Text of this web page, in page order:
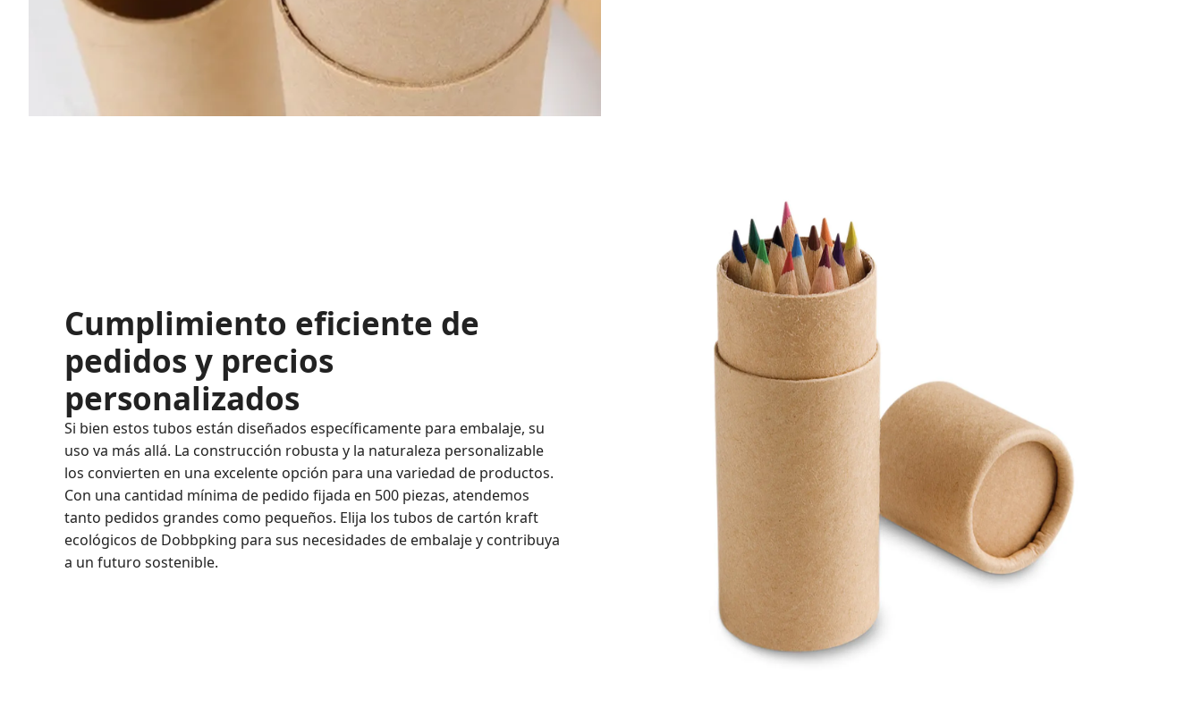
Cumplimiento eficiente de
pedidos y precios
personalizados
Si bien estos tubos están diseñados específicamente para embalaje, su
uso va más allá. La construcción robusta y la naturaleza personalizable
los convierten en una excelente opción para una variedad de productos.
Con una cantidad mínima de pedido fijada en 500 piezas, atendemos
tanto pedidos grandes como pequeños. Elija los tubos de cartón kraft
ecológicos de Dobbpking para sus necesidades de embalaje y contribuya
a un futuro sostenible.